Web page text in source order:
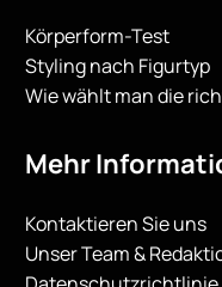
Körperform-Test
Styling nach Figurtyp
Wie wählt man die
Mehr
Kontaktieren Sie uns
Unser Team &